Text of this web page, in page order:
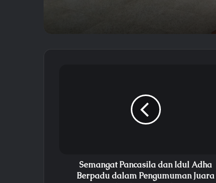
Semangat Pancasila dan Idul Adha
Berpadu dalam Pengumuman Juara